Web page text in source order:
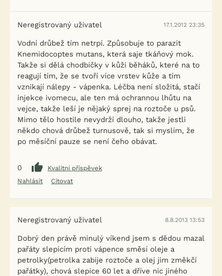
Neregistrovaný uživatel 17.1.2012 23:35
Vodní drůbež tím netrpí. Způsobuje to parazit
Knemidocoptes mutans, která saje tkáňový mok.
Takže si dělá chodbičky v kůži běháků, které na to
reagují tím, že se tvoří více vrstev kůže a tím
vznikají nálepy - vápenka. Léčba není složitá, stačí
injekce ivomecu, ale ten má ochrannou lhůtu na
vejce, takže leší je nějaký sprej na roztoče u psů.
Mimo tělo hostile nevydrží dlouho, takže jestli
někdo chová drůbež turnusově, tak si myslím, že
po měsíční pauze se není čeho obávat.
0
Kvalitní příspěvek
Nahlásit
Citovat
Neregistrovaný uživatel 8.8.2013 13:53
Dobrý den právě minulý víkend jsem s dědou mazal
pařáty slepicím proti vápence směsí oleje a
petrolky(petrolka zabije roztoče a olej jim změkčí
pařátky), chová slepice 60 let a dříve nic jiného